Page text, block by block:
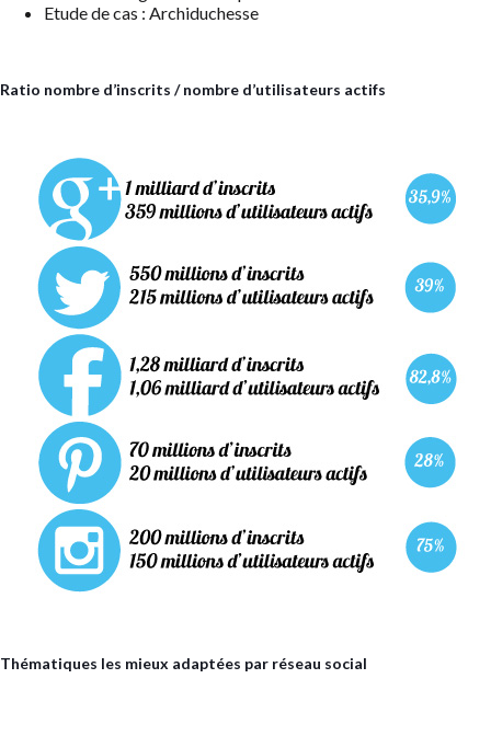
Etude de cas : Archiduchesse
Ratio nombre d’inscrits / nombre d’utilisateurs actifs
Thématiques les mieux adaptées par réseau social